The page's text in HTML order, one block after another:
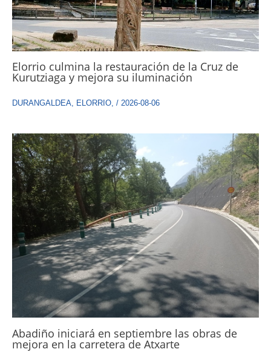
Elorrio culmina la restauración de la Cruz de
Kurutziaga y mejora su iluminación
DURANGALDEA ELORRIO / 2026-08-06
Abadiño iniciará en septiembre las obras de
mejora en la carretera de Atxarte